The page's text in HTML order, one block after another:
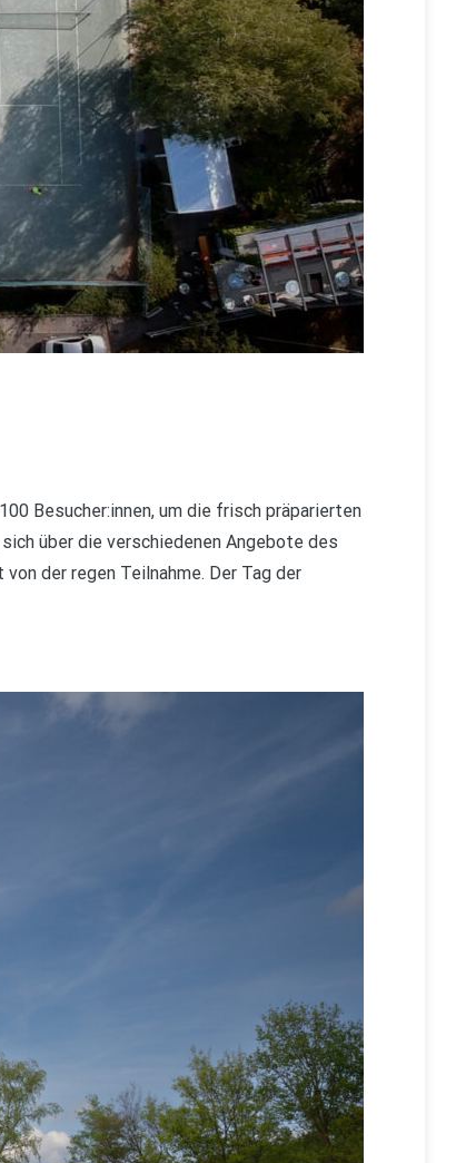
Besucher:innen, um die frisch präparierten
über die verschiedenen Angebote des
der regen Teilnahme. Der Tag der